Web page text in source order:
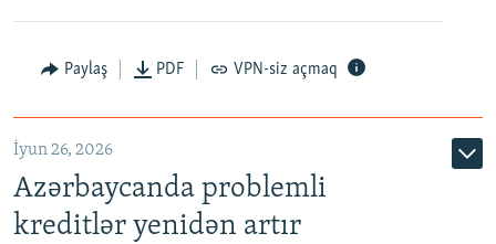
Auto 240p 360p 480p
720p 1080p
Paylaş PDF VPN-siz açmaq
İyun 26, 2026
Azərbaycanda problemli
kreditlər yenidən artır